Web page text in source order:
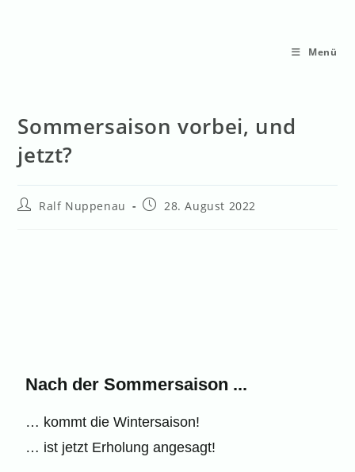
Menü
Sommersaison vorbei, und
jetzt?
Ralf Nuppenau 28. August 2022
Nach der Sommersaison ...
… kommt die Wintersaison!
… ist jetzt Erholung angesagt!